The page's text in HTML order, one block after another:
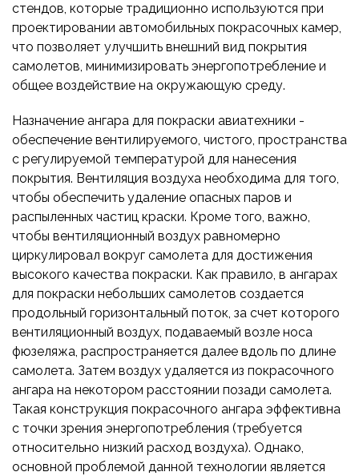
стендов, которые традиционно используются при
проектировании автомобильных покрасочных камер,
что позволяет улучшить внешний вид покрытия
самолетов, минимизировать энергопотребление и
общее воздействие на окружающую среду.
Назначение ангара для покраски авиатехники -
обеспечение вентилируемого, чистого, пространства
с регулируемой температурой для нанесения
покрытия. Вентиляция воздуха необходима для того,
чтобы обеспечить удаление опасных паров и
распыленных частиц краски. Кроме того, важно,
чтобы вентиляционный воздух равномерно
циркулировал вокруг самолета для достижения
высокого качества покраски. Как правило, в ангарах
для покраски небольших самолетов создается
продольный горизонтальный поток, за счет которого
вентиляционный воздух, подаваемый возле носа
фюзеляжа, распространяется далее вдоль по длине
самолета. Затем воздух удаляется из покрасочного
ангара на некотором расстоянии позади самолета.
Такая конструкция покрасочного ангара эффективна
с точки зрения энергопотребления (требуется
относительно низкий расход воздуха). Однако,
основной проблемой данной технологии является